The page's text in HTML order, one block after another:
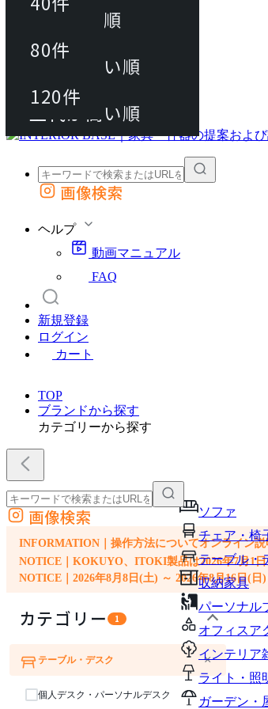
動画マニュアル
FAQ
カート
外部サイトの商品をカートに追加
画像検索
ヘルプ
動画マニュアル
FAQ
新規登録
ログイン
カート
TOP
ブランドから探す
カテゴリーから探す
ソファ
チェア・椅
テーブル・
収納家具
パーソナル
オフィスア
インテリア
ライト・照
ガーデン・
外部サイトの商品をカートに追加
他のサイトで見つけた商品ページのURLを貼り付けて、カートに追加できます
画像検索
INFORMATION｜操作方法についてオンライン説
NOTICE｜KOKUYO、ITOKI製品は2026年7月1
NOTICE｜2026年8月8日(土) ～ 2026年8月16日(
カテゴリー 1
ソファ
チェア・椅子
テーブル・デスク ×
個人デスク・パーソナルデスク
80件
120件
おすすめ順
上代が安い順
上代が高い順
80件
120件